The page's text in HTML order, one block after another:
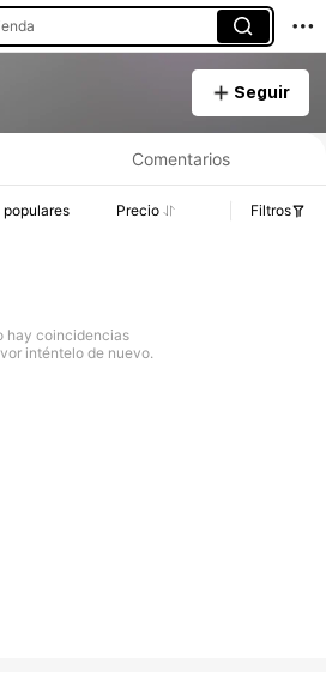
Seguir
Comentarios
populares Precio Filtros
hay coincidencias
inténtelo de nuevo.